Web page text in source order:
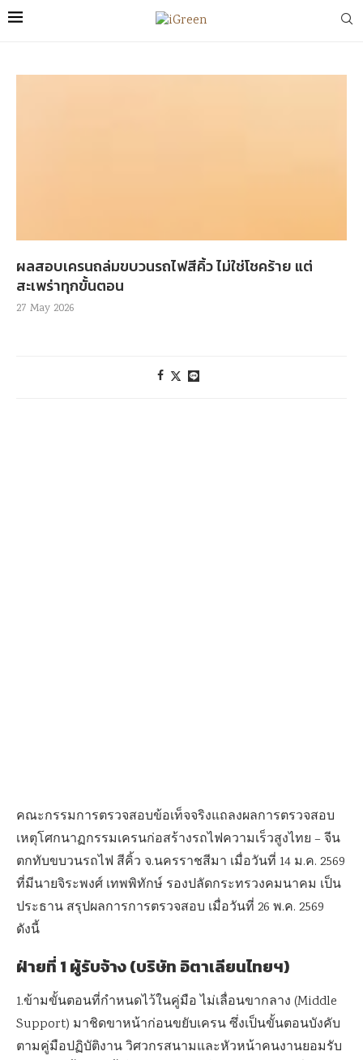
ผลสอบเครนถล่มขบวนรถไฟสีคิ้ว ไม่ใช่โชคร้าย แต่
สะเพร่าทุกขั้นตอน
27 May 2026
คณะกรรมการตรวจสอบข้อเท็จจริงแถลงผลการตรวจสอบ
เหตุโศกนาฏกรรมเครนก่อสร้างรถไฟความเร็วสูงไทย – จีน
ตกทับขบวนรถไฟ สีคิ้ว จ.นครราชสีมา เมื่อวันที่ 14 ม.ค. 2569
ที่มีนายจิระพงศ์ เทพพิทักษ์ รองปลัดกระทรวงคมนาคม เป็น
ประธาน สรุปผลการการตรวจสอบ เมื่อวันที่ 26 พ.ค. 2569
ดังนี้
ฝ่ายที่ 1 ผู้รับจ้าง (บริษัท อิตาเลียนไทยฯ)
1.ข้ามขั้นตอนที่กำหนดไว้ในคู่มือ ไม่เลื่อนขากลาง (Middle
Support) มาชิดขาหน้าก่อนขยับเครน ซึ่งเป็นขั้นตอนบังคับ
ตามคู่มือปฏิบัติงาน วิศวกรสนามและหัวหน้าคนงานยอมรับ